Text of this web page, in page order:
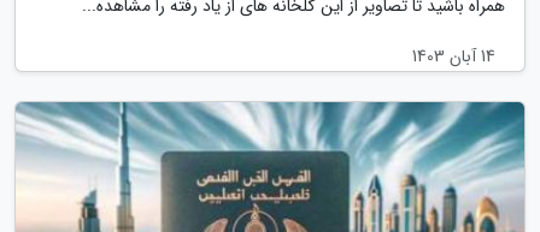
همراه باشید تا تصاویر از این گلخانه های از یاد رفته را مشاهده...
14 آبان 1403